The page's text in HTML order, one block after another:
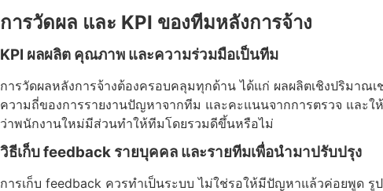
การวัดผล และ KPI ของทีมหลังการจ้าง
KPI ผลผลิต คุณภาพ และความร่วมมือเป็นทีม
การวัดผลหลังการจ้างต้องครอบคลุมทุกด้าน ได้แก่ ผลผลิตเชิงปริมา
ความถี่ของการรายงานปัญหาจากทีม และคะแนนจากการตรวจ และใ
ว่าพนักงานใหม่มีส่วนทำให้ทีมโดยรวมดีขึ้นหรือไม่
วิธีเก็บ feedback รายบุคคล และรายทีมเพื่อนำมาปรับปรุง
การเก็บ feedback ควรทำเป็นระบบ ไม่ใช่รอให้มีปัญหาแล้วค่อยพูด